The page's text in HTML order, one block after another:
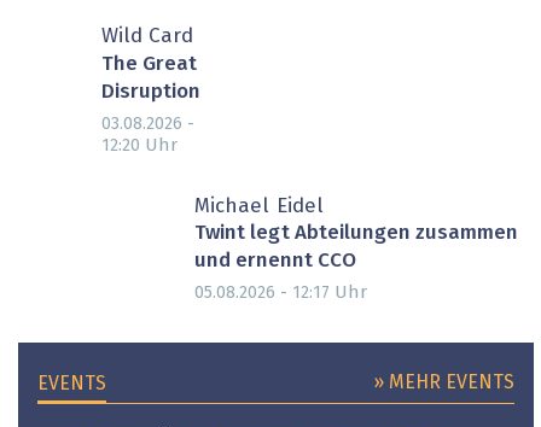
Wild Card
The Great
Disruption
03.08.2026 -
12:20 Uhr
Michael Eidel
Twint legt Abteilungen zusammen
und ernennt CCO
05.08.2026 - 12:17 Uhr
EVENTS » MEHR EVENTS